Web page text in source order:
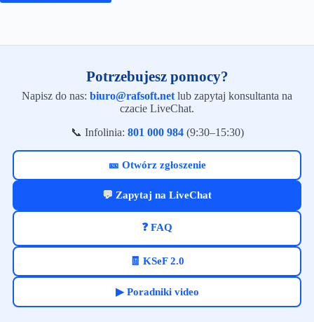
Potrzebujesz pomocy?
Napisz do nas: biuro@rafsoft.netlub zapytaj konsultanta na
czacie LiveChat.
📞 Infolinia: 801 000 984(9:30–15:30)
🎫 Otwórz zgłoszenie
💬 Zapytaj na LiveChat
❓ FAQ
🧾 KSeF 2.0
▶ Poradniki video